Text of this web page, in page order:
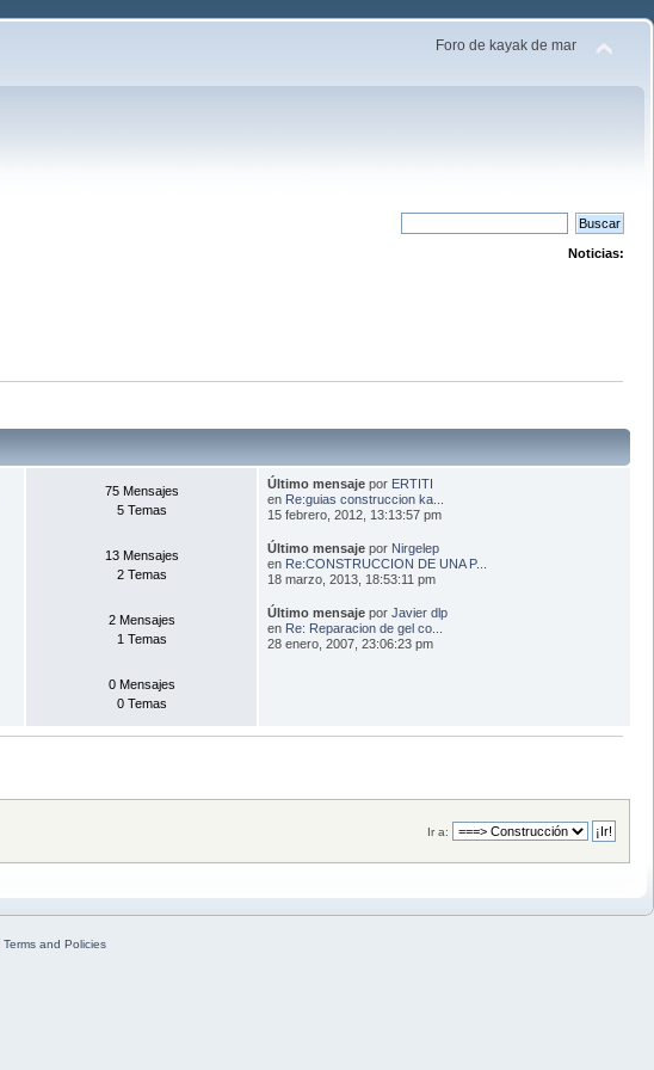
Foro de kayak de mar
Noticias:
75 Mensajes
5 Temas
Último mensaje por ERTITI
en Re:guias construccion ka...
15 febrero, 2012, 13:13:57 pm
13 Mensajes
2 Temas
Último mensaje por Nirgelep
en Re:CONSTRUCCION DE UNA P...
18 marzo, 2013, 18:53:11 pm
2 Mensajes
1 Temas
Último mensaje porJavier dlp
en Re: Reparacion de gel co...
28 enero, 2007, 23:06:23 pm
0 Mensajes
0 Temas
Ir a:
Terms and Policies